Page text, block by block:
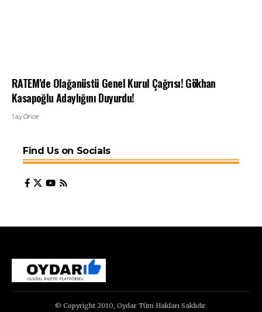
RATEM’de Olağanüstü Genel Kurul Çağrısı! Gökhan
Kasapoğlu Adaylığını Duyurdu!
1 ay Önce
Find Us on Socials
© Copyright 2010, Oydar Tüm Hakları Saklıdır.